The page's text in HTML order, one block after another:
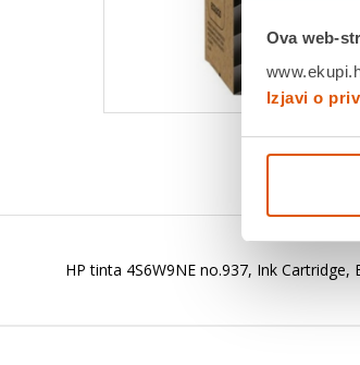
Ova web-
Izjavi o
HP tinta 4S6W9NE no.937, Ink